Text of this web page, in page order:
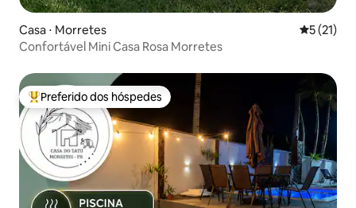
Casa ⋅ Morretes 5 de uma
5 (21)
Confortável Mini Casa Rosa Morretes
Entre os melhores preferidos dos hóspedes
Preferido dos hóspedes